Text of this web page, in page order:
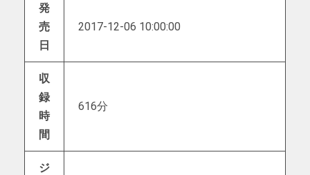
発
売
日
2017-12-06 10:00:00
収
録
時
間
616分
ジ